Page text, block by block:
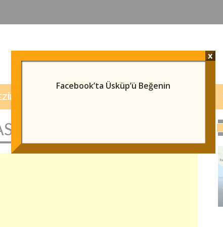
GÖRÜLECEK YERLER
Facebook’ta Üsküp’ü Beğenin
x